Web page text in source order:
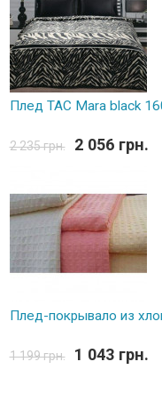
Плед TAC Mara black
2 235 грн. 2 056 грн.
Плед-покрывало из
1 199 грн. 1 043 грн.